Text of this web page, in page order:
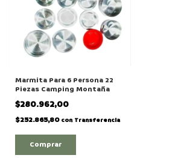
Marmita Para 6 Persona 22
Piezas Camping Montaña
$280.962,00
$252.865,80 con Transferencia